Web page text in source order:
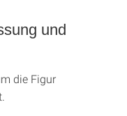
und
die Figur